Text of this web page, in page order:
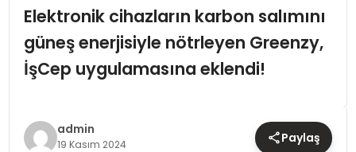
EKONOMI
SPOR
TEKNOLOJI
Elektronik cihazların karbon salımını
güneş enerjisiyle nötrleyen Greenzy,
İşCep uygulamasına eklendi!
admin
19 Kasım 2024 Paylaş